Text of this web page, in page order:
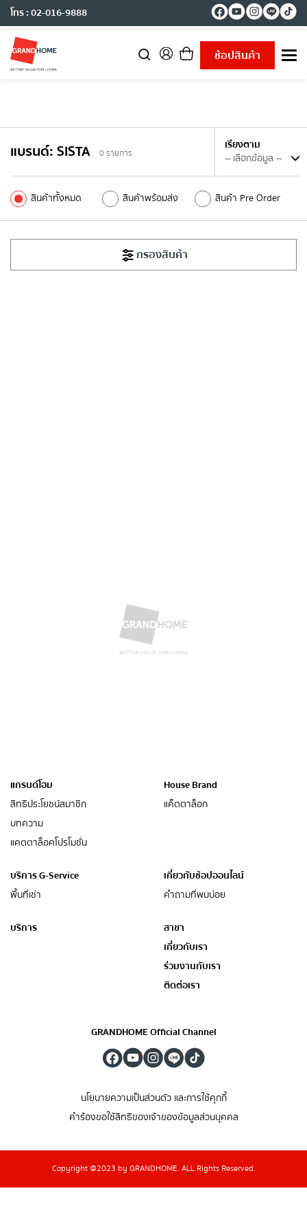
โทร : 02-016-9888
ช้อปสินค้า
T
e
a
i
t
แบรนด์:SISTA 0 รายการ
สินค้าทั้งหมด สินค้าพร้อมส่ง สินค้า Pre Order
เรียงตาม
กรองสินค้า
แกรนด์โฮม
สิทธิประโยชน์สมาชิก
บทความ
แคตตาล็อคโปรโมชั่น
House Brand
แค็ตตาล็อก
บริการ G-Service
พื้นที่เช่า
เกี่ยวกับช้อปออนไลน์
คำถามที่พบบ่อย
บริการ
สาขา
เกี่ยวกับเรา
ร่วมงานกับเรา
ติดต่อเรา
GRANDHOME Official Channel
นโยบายความเป็นส่วนตัว และการใช้คุกกี้
คำร้องขอใช้สิทธิของเจ้าของข้อมูลส่วนบุคคล
Copyright @2023 by GRANDHOME. ALL Rights Reserved.